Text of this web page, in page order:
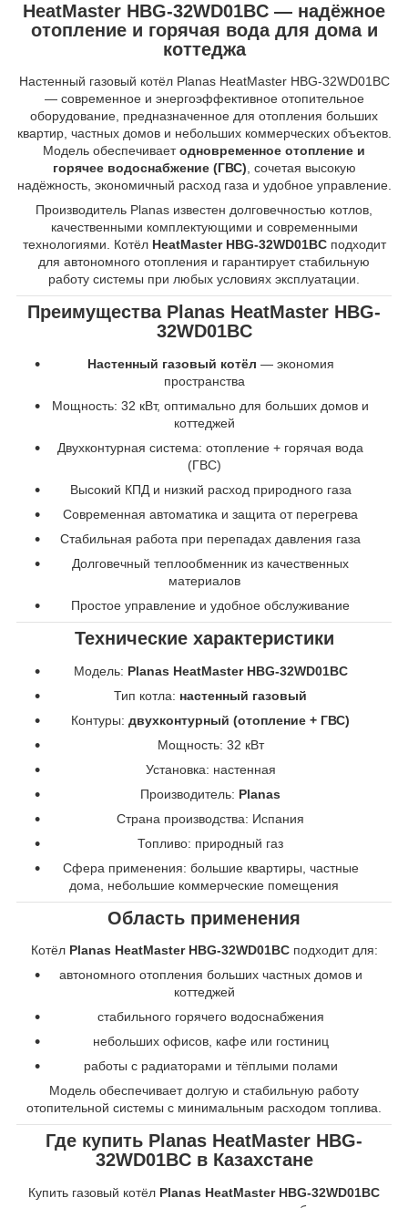
HeatMaster HBG-32WD01BC — надёжное
отопление и горячая вода для дома и
коттеджа
Настенный газовый котёл Planas HeatMaster HBG-32WD01BC
— современное и энергоэффективное отопительное
оборудование, предназначенное для отопления больших
квартир, частных домов и небольших коммерческих объектов.
Модель обеспечиваетодновременное отопление и
горячее водоснабжение (ГВС), сочетая высокую
надёжность, экономичный расход газа и удобное управление.
Производитель Planas известен долговечностью котлов,
качественными комплектующими и современными
технологиями. Котёл HeatMaster HBG-32WD01BCподходит
для автономного отопления и гарантирует стабильную
работу системы при любых условиях эксплуатации.
Преимущества Planas HeatMaster HBG-
32WD01BC
Настенный газовый котёл — экономия
пространства
Мощность: 32 кВт, оптимально для больших домов и
коттеджей
Двухконтурная система: отопление + горячая вода
(ГВС)
Высокий КПД и низкий расход природного газа
Современная автоматика и защита от перегрева
Стабильная работа при перепадах давления газа
Долговечный теплообменник из качественных
материалов
Простое управление и удобное обслуживание
Технические характеристики
Модель: Planas HeatMaster HBG-32WD01BC
Тип котла: настенный газовый
Контуры: двухконтурный (отопление + ГВС)
Мощность: 32 кВт
Установка: настенная
Производитель: Planas
Страна производства: Испания
Топливо: природный газ
Сфера применения: большие квартиры, частные
дома, небольшие коммерческие помещения
Область применения
Котёл Planas HeatMaster HBG-32WD01BCподходит для:
автономного отопления больших частных домов и
коттеджей
стабильного горячего водоснабжения
небольших офисов, кафе или гостиниц
работы с радиаторами и тёплыми полами
Модель обеспечивает долгую и стабильную работу
отопительной системы с минимальным расходом топлива.
Где купить Planas HeatMaster HBG-
32WD01BC в Казахстане
Купить газовый котёл Planas HeatMaster HBG-32WD01BC